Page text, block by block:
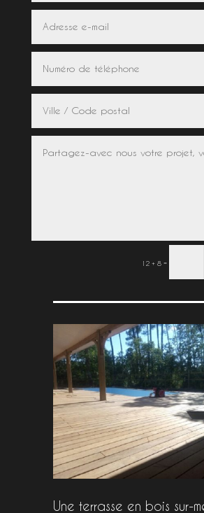
12 + 8 =
Une terrasse en bois sur-